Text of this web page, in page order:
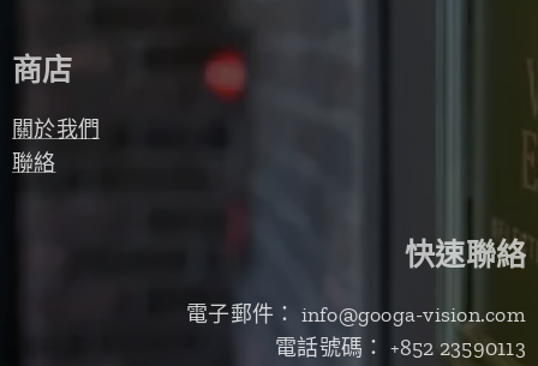
商店
關於我們
聯絡
快速聯絡
電子郵件： info@googa-vision.com
電話號碼： +852 23590113